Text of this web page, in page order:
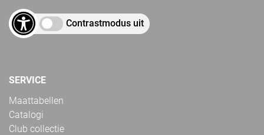
Contrastmodus uit
SERVICE
Maattabellen
Catalogi
Club collectie